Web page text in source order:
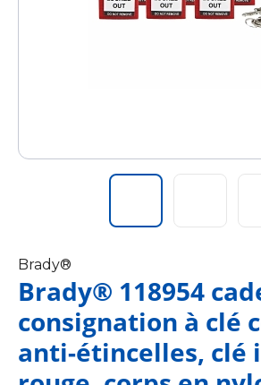
Brady®
Brady® 118954
consignation à clé
anti-étincelles, clé